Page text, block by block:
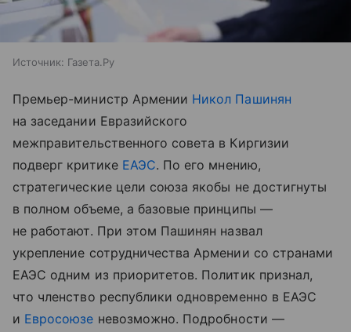
Источник: Газета.Ру
Премьер-министр Армении Никол Пашинян
на заседании Евразийского
межправительственного совета в Киргизии
подверг критике ЕАЭС. По его мнению,
стратегические цели союза якобы не достигнуты
в полном объеме, а базовые принципы —
не работают. При этом Пашинян назвал
укрепление сотрудничества Армении со странами
ЕАЭС одним из приоритетов. Политик признал,
что членство республики одновременно в ЕАЭС
и Евросоюзе невозможно. Подробности —